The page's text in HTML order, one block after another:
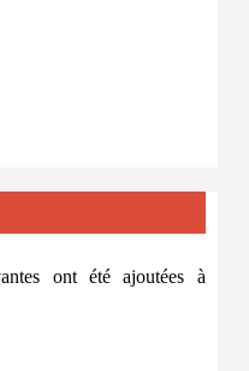
ont été ajoutées à